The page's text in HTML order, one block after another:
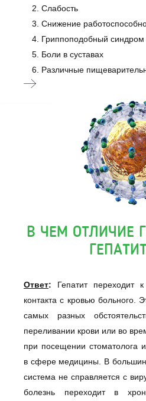
Слабость
Снижение
Гриппоподобный синдром
Боли в суставах
Различные
В ЧЕМ ОТЛИЧИЕ
Ответ: Гепатит переходит
контакта с кровью больного.
самых разных
переливании крови или во
при посещении стоматолога
в сфере медицины. В
система не справляется с
болезнь переходит в